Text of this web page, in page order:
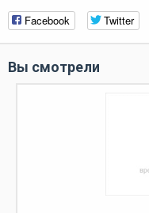
Facebook Twitter
Вы смотрели